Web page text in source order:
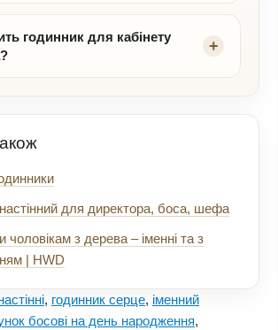
годинник для кабінету
для директора, боса, шефа
чоловікам з дерева – іменні та з
| HWD
, годинник серце, іменний
босові на день народження,